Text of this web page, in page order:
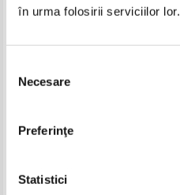
în urma folosirii serviciilor lor.
consimțământului
Necesare
Preferinţe
Statistici
Adaugă în coș